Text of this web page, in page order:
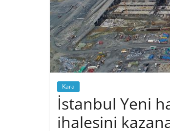
Kara
İstanbul Yeni
ihalesini